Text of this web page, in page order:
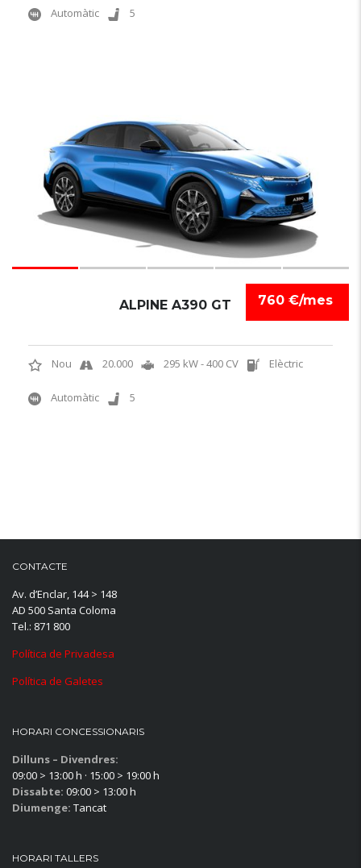
Automàtic 5
760 €/mes
ALPINE A390 GT
Nou 20.000 295 kW - 400 CV Elèctric
Automàtic 5
CONTACTE
Av. d’Enclar, 144 > 148
AD 500 Santa Coloma
Tel.: 871 800
Política de Privadesa
Política de Galetes
HORARI CONCESSIONARIS
Dilluns – Divendres:
09:00 > 13:00 h · 15:00 > 19:00 h
Dissabte: 09:00 > 13:00 h
Diumenge: Tancat
HORARI TALLERS